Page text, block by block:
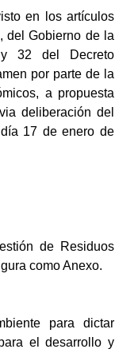
en los artículos
del Gobierno de la
y 32 del Decreto
por parte de la
a propuesta
deliberación del
17 de enero de
de Residuos
como Anexo.
para dictar
el desarrollo y